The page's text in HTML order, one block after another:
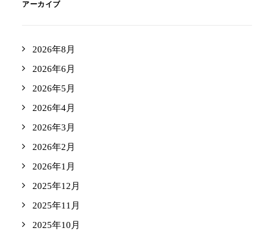
アーカイブ
2026年8月
2026年6月
2026年5月
2026年4月
2026年3月
2026年2月
2026年1月
2025年12月
2025年11月
2025年10月